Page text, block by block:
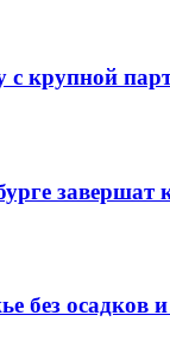
крупной
завершат
без осадков